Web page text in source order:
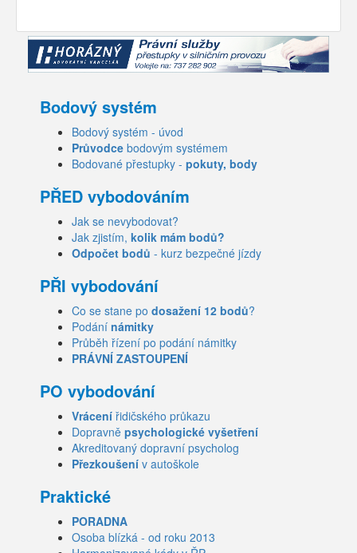
Bodový systém
Bodový systém - úvod
Průvodce bodovým systémem
Bodované přestupky - pokuty, body
PŘED vybodováním
Jak se nevybodovat?
Jak zjistím, kolik mám bodů?
Odpočet bodů - kurz bezpečné jízdy
PŘI vybodování
Co se stane po dosažení 12 bodů?
Podání námitky
Průběh řízení po podání námitky
PRÁVNÍ ZASTOUPENÍ
PO vybodování
Vrácení řidičského průkazu
Dopravně psychologické vyšetření
Akreditovaný dopravní psycholog
Přezkoušení v autoškole
Praktické
PORADNA
Osoba blízká - od roku 2013